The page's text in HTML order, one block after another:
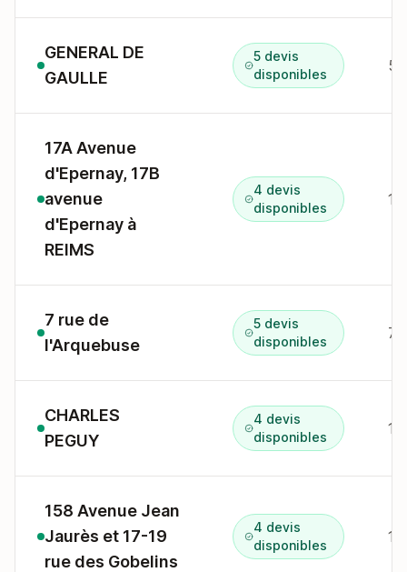
GENERAL DE
GAULLE
5 devis
disponibles
17A Avenue
d'Epernay, 17B
avenue
d'Epernay à
REIMS
4 devis
disponibles
7 rue de
l'Arquebuse
5 devis
disponibles
7
CHARLES
PEGUY
4 devis
disponibles
1
158 Avenue Jean
Jaurès et 17-19
rue des Gobelins
4 devis
disponibles